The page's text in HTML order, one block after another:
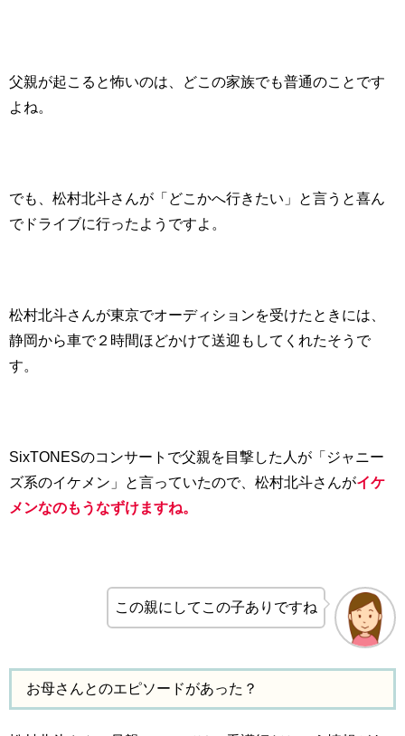
父親が起こると怖いのは、どこの家族でも普通のことです
よね。
でも、松村北斗さんが「どこかへ行きたい」と言うと喜ん
でドライブに行ったようですよ。
松村北斗さんが東京でオーディションを受けたときには、
静岡から車で２時間ほどかけて送迎もしてくれたそうで
す。
SixTONESのコンサートで父親を目撃した人が「ジャニー
ズ系のイケメン」と言っていたので、松村北斗さんがイケ
メンなのもうなずけますね。
この親にしてこの子ありですね
お母さんとのエピソードがあった？